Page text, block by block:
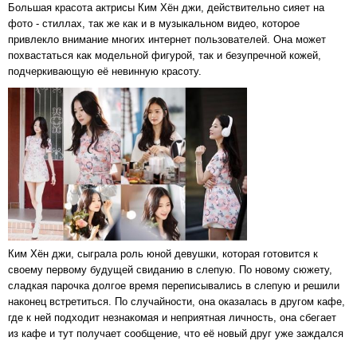
Большая красота актрисы Ким Хён джи, действительно сияет на
фото - стиллах, так же как и в музыкальном видео, которое
привлекло внимание многих интернет пользователей. Она может
похвастаться как модельной фигурой, так и безупречной кожей,
подчеркивающую её невинную красоту.
Ким Хён джи, сыграла роль юной девушки, которая готовится к
своему первому будущей свиданию в слепую. По новому сюжету,
сладкая парочка долгое время переписывались в слепую и решили
наконец встретиться. По случайности, она оказалась в другом кафе,
где к ней подходит незнакомая и неприятная личность, она сбегает
из кафе и тут получает сообщение, что её новый друг уже заждался